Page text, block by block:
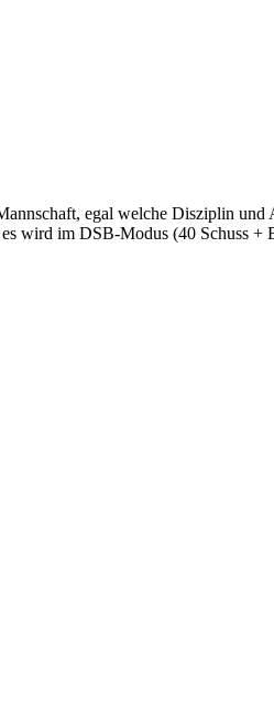
egal welche Disziplin und
wird im DSB-Modus (40 Schuss +